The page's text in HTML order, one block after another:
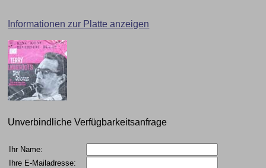
Informationen zur Platte anzeigen
Unverbindliche Verfügbarkeitsanfrage
Ihr Name:
Ihre E-Mailadresse: